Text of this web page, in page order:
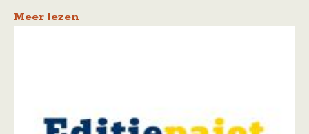
Meer lezen